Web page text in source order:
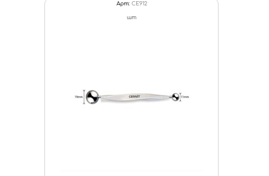
Арт: CE912
шт